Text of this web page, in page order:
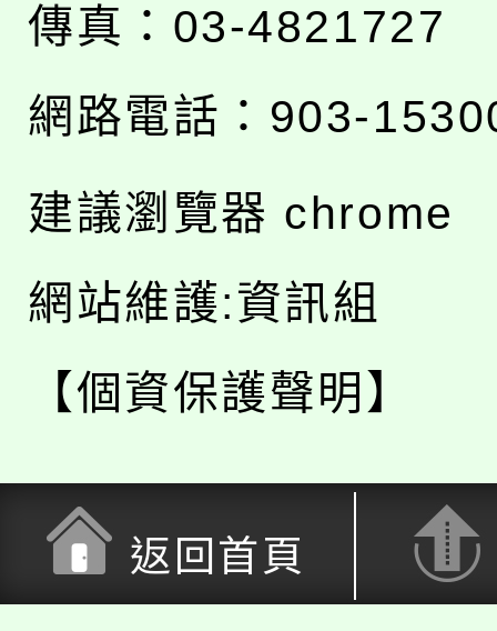
傳真：03-4821727
網路電話：903-
建議瀏覽器 chrome
網站維護:資訊組
【個資保護聲明】
返回首頁